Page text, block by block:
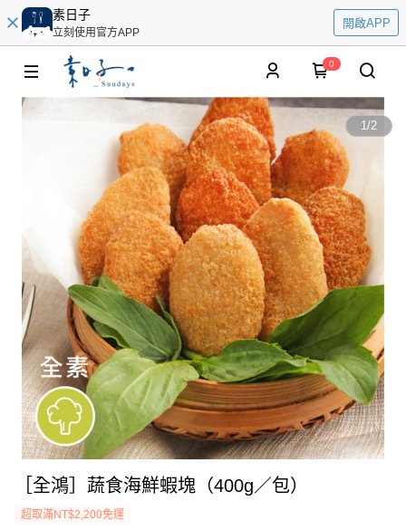
素日子
立刻使用官方APP
開啟APP
0
1/2
［全鴻］蔬食海鮮蝦塊（400g／包）
超取滿NT$2,200免運